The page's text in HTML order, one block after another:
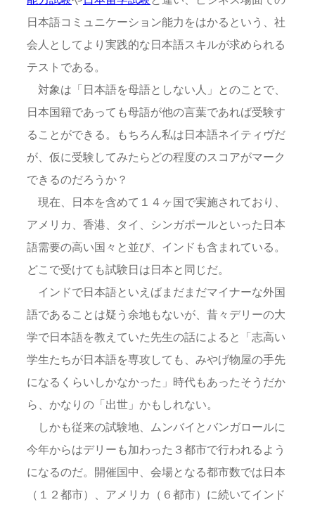
日本語コミュニケーション能力をはかるという、社
会人としてより実践的な日本語スキルが求められる
テストである。
対象は「日本語を母語としない人」とのことで、
日本国籍であっても母語が他の言葉であれば受験す
ることができる。もちろん私は日本語ネイティヴだ
が、仮に受験してみたらどの程度のスコアがマーク
できるのだろうか？
現在、日本を含めて１４ヶ国で実施されており、
アメリカ、香港、タイ、シンガポールといった日本
語需要の高い国々と並び、インドも含まれている。
どこで受けても試験日は日本と同じだ。
インドで日本語といえばまだまだマイナーな外国
語であることは疑う余地もないが、昔々デリーの大
学で日本語を教えていた先生の話によると「志高い
学生たちが日本語を専攻しても、みやげ物屋の手先
になるくらいしかなかった」時代もあったそうだか
ら、かなりの「出世」かもしれない。
しかも従来の試験地、ムンバイとバンガロールに
今年からはデリーも加わった３都市で行われるよう
になるのだ。開催国中、会場となる都市数では日本
（１２都市）、アメリカ（６都市）に続いてインド